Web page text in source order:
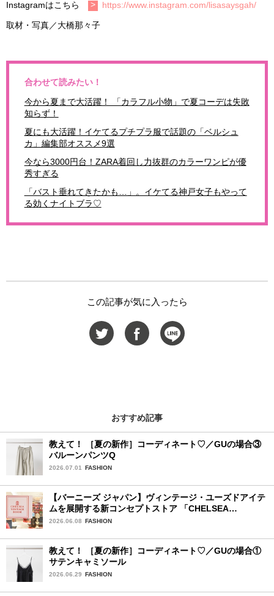
Instagramはこちら https://www.instagram.com/lisasaysgah/
取材・写真／大橋那々子
合わせて読みたい！
今から夏まで大活躍！ 「カラフル小物」で夏コーデは失敗
知らず！
夏にも大活躍！イケてるプチプラ服で話題の「ベルシュ
カ」編集部オススメ9選
今なら3000円台！ZARA着回し力抜群のカラーワンピが優
秀すぎる
「バスト垂れてきたかも…」。イケてる神戸女子もやって
る効くナイトブラ♡
この記事が気に入ったら
おすすめ記事
教えて！ ［夏の新作］コーディネート♡／GUの場合③
バルーンパンツQ
2026.07.01 FASHION
【バーニーズ ジャパン】ヴィンテージ・ユーズドアイテ
ムを展開する新コンセプトストア 「CHELSEA
VINTAGE ROOM」が誕生
2026.06.08 FASHION
教えて！ ［夏の新作］コーディネート♡／GUの場合①
サテンキャミソール
2026.06.29 FASHION